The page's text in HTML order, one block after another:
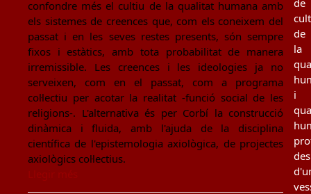
confondre més el cultiu de la qualitat humana amb
els sistemes de creences que, com els coneixem del
passat i en les seves restes presents, són sempre
fixos i estàtics, amb tota probabilitat de manera
irremissible. Les creences i les ideologies ja no
serveixen, com en el passat, com a programa
col·lectiu per acotar la realitat -funció social de les
religions-. L'alternativa és per Corbí la construcció
dinàmica i fluida, amb l'ajuda de la disciplina
científica de l'epistemologia axiològica, de projectes
axiològics col·lectius.
de
de
la
i
des